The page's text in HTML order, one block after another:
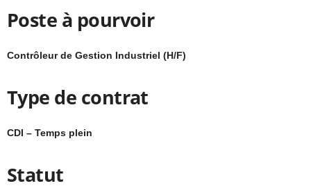
Poste à pourvoir
Contrôleur de Gestion Industriel (H/F)
Type de contrat
CDI – Temps plein
Statut